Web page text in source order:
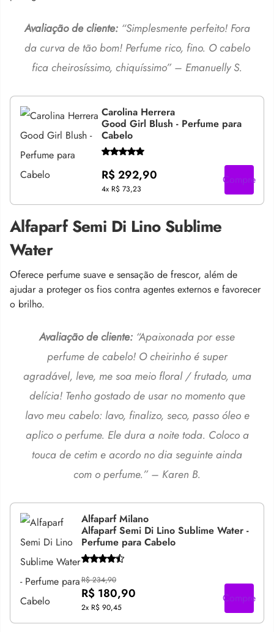
Avaliação de cliente: “Simplesmente perfeito! Fora
da curva de tão bom! Perfume rico, fino. O cabelo
fica cheirosíssimo, chiquíssimo” – Emanuelly S.
Carolina Herrera
Good Girl Blush - Perfume para
Cabelo
R$ 292,90
4x R$ 73,23
Compre
Alfaparf Semi Di Lino Sublime
Water
Oferece perfume suave e sensação de frescor, além de
ajudar a proteger os fios contra agentes externos e favorecer
o brilho.
Avaliação de cliente: “Apaixonada por esse
perfume de cabelo! O cheirinho é super
agradável, leve, me soa meio floral / frutado, uma
delícia! Tenho gostado de usar no momento que
lavo meu cabelo: lavo, finalizo, seco, passo óleo e
aplico o perfume. Ele dura a noite toda. Coloco a
touca de cetim e acordo no dia seguinte ainda
com o perfume.” – Karen B.
Alfaparf Milano
Alfaparf Semi Di Lino Sublime Water -
Perfume para Cabelo
R$ 234,90
R$ 180,90
2x R$ 90,45
Compre